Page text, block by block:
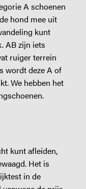
A schoenen
hond mee uit
kunt
AB zijn iets
ruiger terrein
wordt deze A of
We hebben het
kunt afleiden,
Het is
in de